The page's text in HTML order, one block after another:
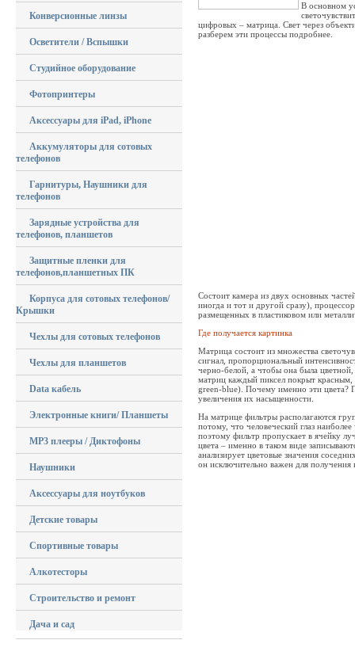
Конверсионные линзы
Осветители / Вспышки
Студийное оборудование
Фотопринтеры
Аксессуары для iPad, iPhone
Аккумуляторы для сотовых
телефонов
Гарнитуры, Наушники для
телефонов
Зарядные устройства для
телефонов, планшетов
Защитные пленки для
телефонов,планшетных ПК
Корпуса для сотовых телефонов/
Крышки
Чехлы для сотовых телефонов
Чехлы для планшетов
Data кабель
Электронные книги/ Планшеты
MP3 плееры / Диктофоны
Наушники
Аксессуары для ноутбуков
Детские товары
Спортивные товары
Алкотесторы
Строительство и ремонт
Дача и сад
В основном
цифровых – матрица. Свет через
разберем эти процессы подробнее.
Состоит камера из двух основных
иногда и тот и другой сразу),
размещенных в пластиковом или
Где получается картинка
Матрица состоит из множества
сигнал, пропорциональный
черно-белой, а чтобы она была
матриц каждый пиксел покрыт красным,
green-blue). Почему именно эти цвета?
увеличения их насыщенности.
На матрице фильтры располагаются
потому, что человеческий глаз
поэтому фильтр пропускает в ячейку
цвета – именно в таком виде
анализирует цветовые значения
он исключительно важен для